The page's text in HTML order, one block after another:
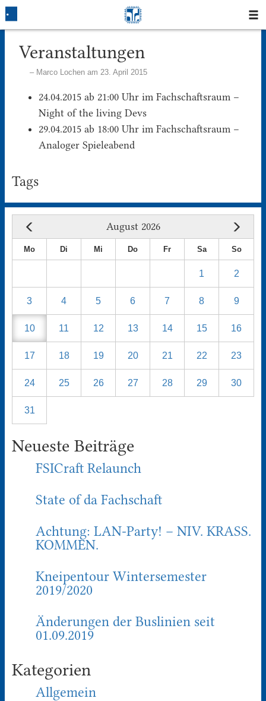
Blog
Fotos
Login
Protokolle
Ausleihe
Veranstaltungen
Marco Lochen am 23. April 2015
24.04.2015 ab 21:00 Uhr im Fachschaftsraum –
Night of the living Devs
29.04.2015 ab 18:00 Uhr im Fachschaftsraum –
Analoger Spieleabend
Tags
August 2026
Mo Di Mi Do Fr Sa So
1 2
3 4 5 6 7 8 9
10 11 12 13 14 15 16
17 18 19 20 21 22 23
24 25 26 27 28 29 30
31
Neueste Beiträge
FSICraft Relaunch
State of da Fachschaft
Achtung: LAN-Party! – NIV. KRASS.
KOMMEN.
Kneipentour Wintersemester
2019/2020
Änderungen der Buslinien seit
01.09.2019
Kategorien
Allgemein